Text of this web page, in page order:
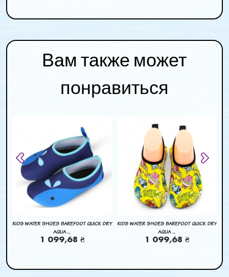
Вам также может
понравиться
KIDS WATER SHOES BAREFOOT QUICK DRY
AQUA ...
1 099,68 ₴
KIDS WATER SHOES BAREFOOT QUICK DRY
AQUA ...
1 099,68 ₴